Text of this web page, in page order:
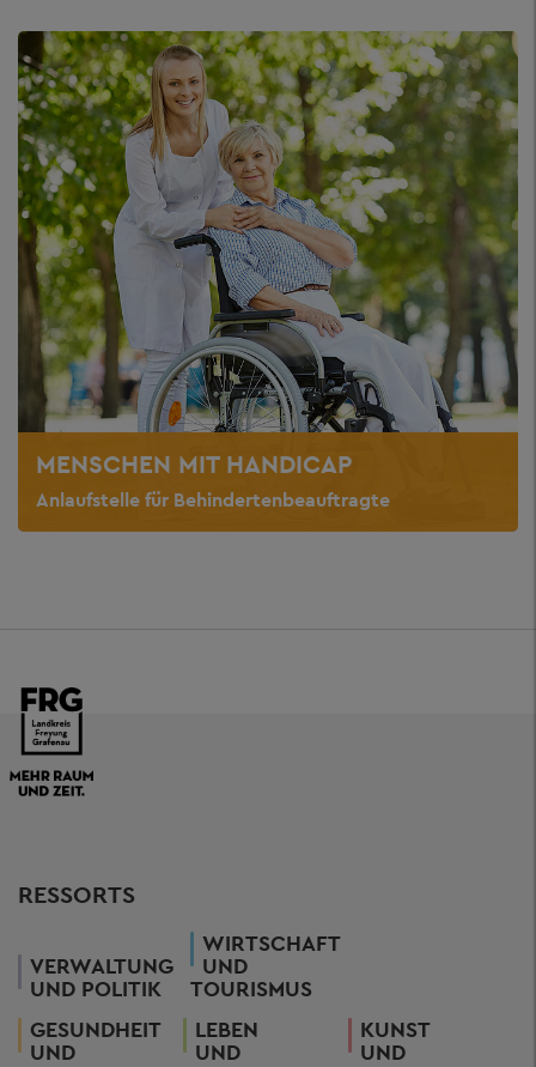
MENSCHEN MIT HANDICAP
Anlaufstelle für Behindertenbeauftragte
RESSORTS
VERWALTUNG
UND POLITIK
WIRTSCHAFT
UND
TOURISMUS
GESUNDHEIT
UND
LEBEN
UND
KUNST
UND